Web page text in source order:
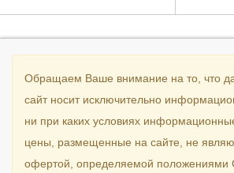
Обращаем Ваше внимание на то, что
сайт носит исключительно
ни при каких условиях
цены, размещенные на сайте, не
офертой, определяемой положениями